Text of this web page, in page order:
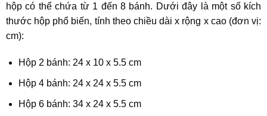
hộp có thể chứa từ 1 đến 8 bánh. Dưới đây là một số kích
thước hộp phổ biến, tính theo chiều dài x rộng x cao (đơn vị:
cm):
Hộp 2 bánh: 24 x 10 x 5.5 cm
Hộp 4 bánh: 24 x 24 x 5.5 cm
Hộp 6 bánh: 34 x 24 x 5.5 cm